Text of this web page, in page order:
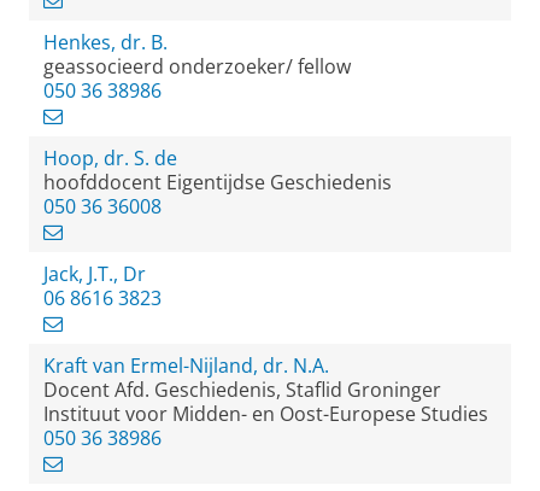
Henkes, dr. B.
geassocieerd onderzoeker/ fellow
050 36 38986
Hoop, dr. S. de
hoofddocent Eigentijdse Geschiedenis
050 36 36008
Jack, J.T., Dr
06 8616 3823
Kraft van Ermel-Nijland, dr. N.A.
Docent Afd. Geschiedenis, Staflid Groninger
Instituut voor Midden- en Oost-Europese Studies
050 36 38986